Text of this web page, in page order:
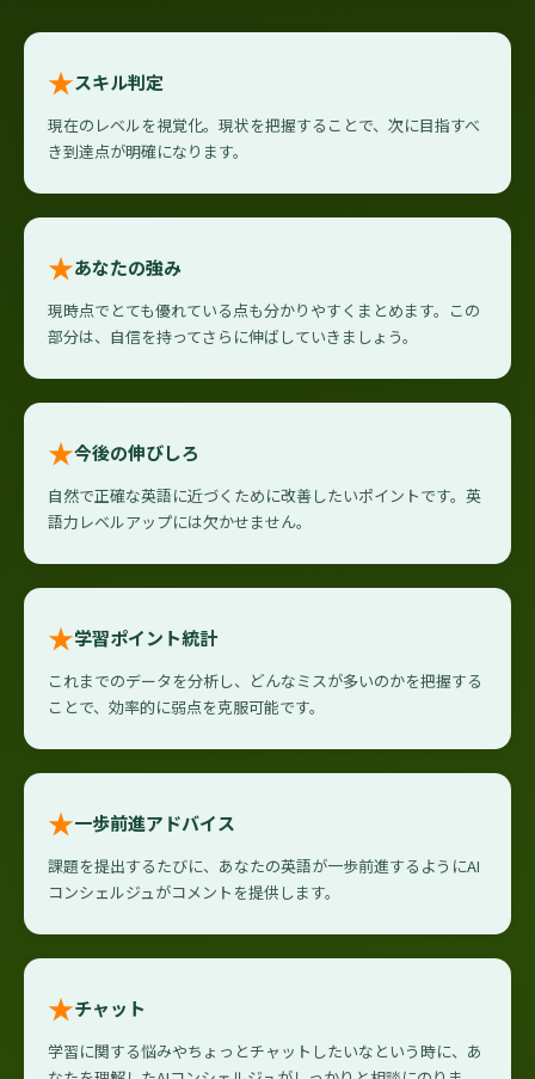
★スキル判定
現在のレベルを視覚化。現状を把握することで、次に目指すべ
き到達点が明確になります。
★あなたの強み
現時点でとても優れている点も分かりやすくまとめます。この
部分は、自信を持ってさらに伸ばしていきましょう。
★今後の伸びしろ
自然で正確な英語に近づくために改善したいポイントです。英
語力レベルアップには欠かせません。
★学習ポイント統計
これまでのデータを分析し、どんなミスが多いのかを把握する
ことで、効率的に弱点を克服可能です。
★一歩前進アドバイス
課題を提出するたびに、あなたの英語が一歩前進するようにAI
コンシェルジュがコメントを提供します。
★チャット
学習に関する悩みやちょっとチャットしたいなという時に、あ